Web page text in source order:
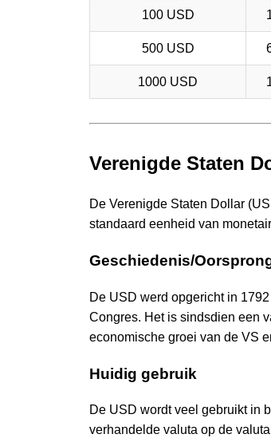
100 USD
500 USD
1000 USD
Verenigde Staten
De Verenigde Staten Dollar
standaard eenheid van
Geschiedenis/
De USD werd opgericht in
Congres. Het is sindsdien een
economische groei van de VS
Huidig gebruik
De USD wordt veel gebruikt in
verhandelde valuta op de